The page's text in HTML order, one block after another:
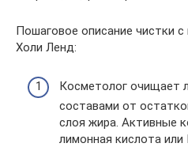
Пошаговое описание чистки
Холи Ленд:
Косметолог очищает
составами от
слоя жира. Активные
лимонная кислота